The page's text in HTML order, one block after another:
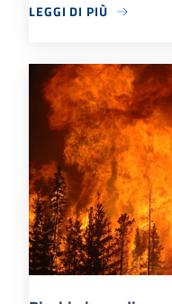
LEGGI DI PIÙ